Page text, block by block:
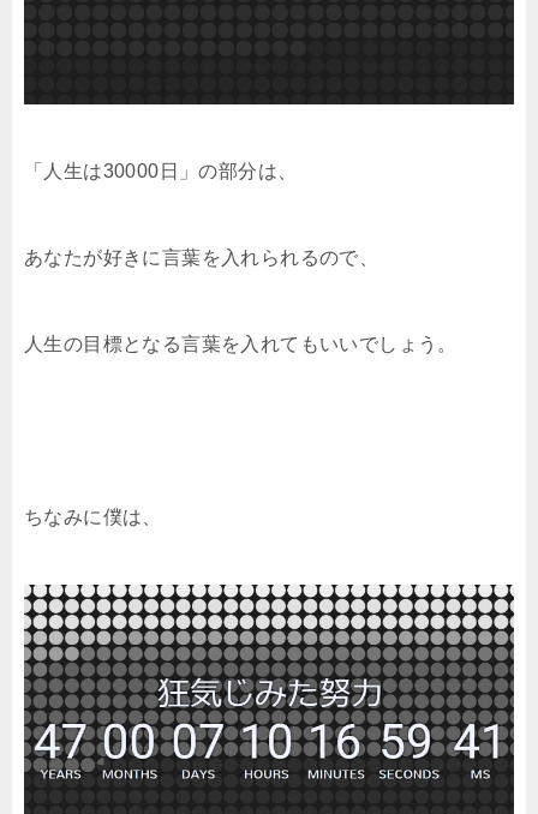
「人生は30000日」の部分は、
あなたが好きに言葉を入れられるので、
人生の目標となる言葉を入れてもいいでしょう。
ちなみに僕は、